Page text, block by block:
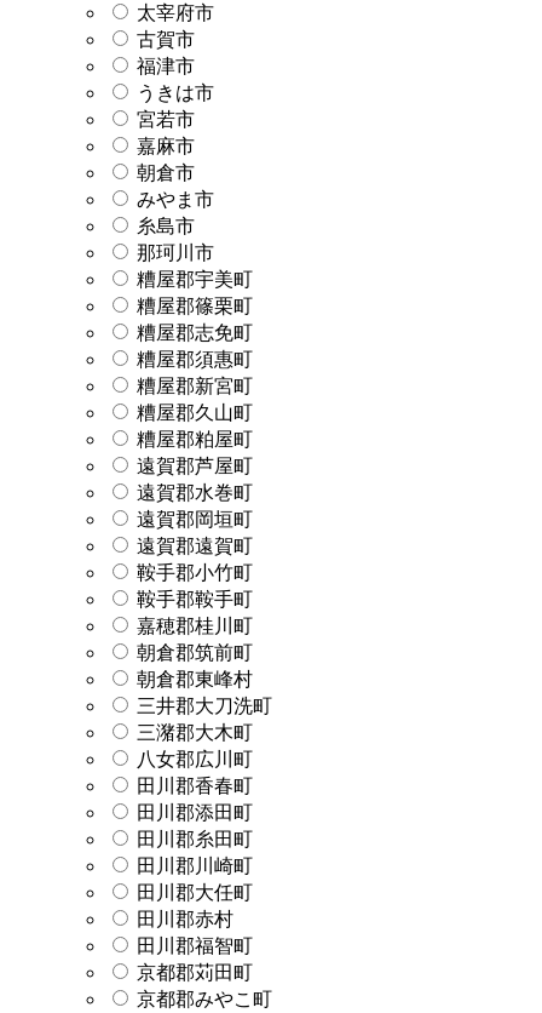
太宰府市
古賀市
福津市
うきは市
宮若市
嘉麻市
朝倉市
みやま市
糸島市
那珂川市
糟屋郡宇美町
糟屋郡篠栗町
糟屋郡志免町
糟屋郡須惠町
糟屋郡新宮町
糟屋郡久山町
糟屋郡粕屋町
遠賀郡芦屋町
遠賀郡水巻町
遠賀郡岡垣町
遠賀郡遠賀町
鞍手郡小竹町
鞍手郡鞍手町
嘉穂郡桂川町
朝倉郡筑前町
朝倉郡東峰村
三井郡大刀洗町
三潴郡大木町
八女郡広川町
田川郡香春町
田川郡添田町
田川郡糸田町
田川郡川崎町
田川郡大任町
田川郡赤村
田川郡福智町
京都郡苅田町
京都郡みやこ町